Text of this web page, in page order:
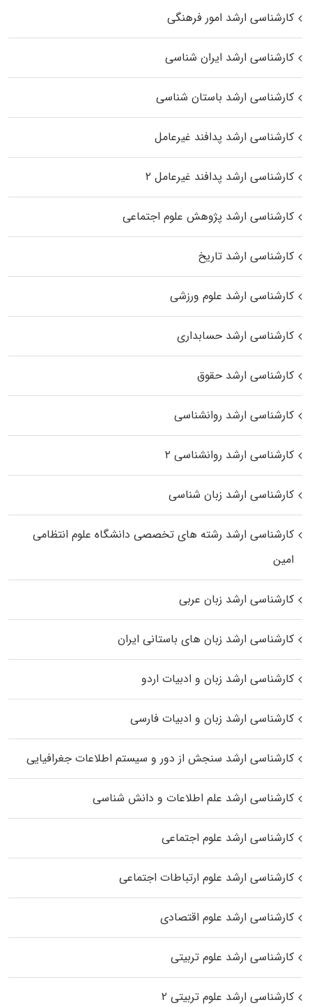
کارشناسی ارشد امور فرهنگی
کارشناسی ارشد ایران شناسی
کارشناسی ارشد باستان شناسی
کارشناسی ارشد پدافند غیرعامل
کارشناسی ارشد پدافند غیرعامل ۲
کارشناسی ارشد پژوهش علوم اجتماعی
کارشناسی ارشد تاریخ
کارشناسی ارشد علوم ورزشی
کارشناسی ارشد حسابداری
کارشناسی ارشد حقوق
کارشناسی ارشد روانشناسی
کارشناسی ارشد روانشناسی ۲
کارشناسی ارشد زبان شناسی
کارشناسی ارشد رﺷﺘﻪ ﻫﺎی تخصصی داﻧﺸﮕﺎه ﻋﻠﻮم انتظامی
اﻣﻴﻦ
کارشناسی ارشد زبان عربی
کارشناسی ارشد زبان‌ های باستانی ایران
کارشناسی ارشد زبان و ادبیات اردو
کارشناسی ارشد زبان و ادبیات فارسی
کارشناسی ارشد سنجش از دور و سیستم اطلاعات جغرافیایی
کارشناسی ارشد علم اطلاعات و دانش شناسی
کارشناسی ارشد علوم اجتماعی
کارشناسی ارشد علوم ارتباطات اجتماعی
کارشناسی ارشد علوم اقتصادی
کارشناسی ارشد علوم تربیتی
کارشناسی ارشد علوم تربیتی ۲